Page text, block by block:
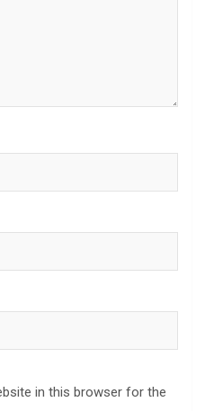
in this browser for the